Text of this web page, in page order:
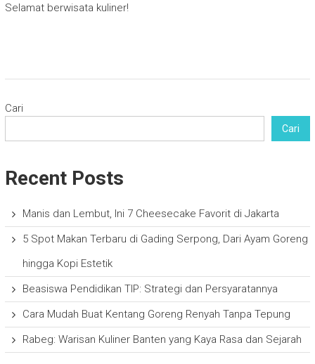
Selamat berwisata kuliner!
Cari
Cari
Recent Posts
Manis dan Lembut, Ini 7 Cheesecake Favorit di Jakarta
5 Spot Makan Terbaru di Gading Serpong, Dari Ayam Goreng
hingga Kopi Estetik
Beasiswa Pendidikan TIP: Strategi dan Persyaratannya
Cara Mudah Buat Kentang Goreng Renyah Tanpa Tepung
Rabeg: Warisan Kuliner Banten yang Kaya Rasa dan Sejarah